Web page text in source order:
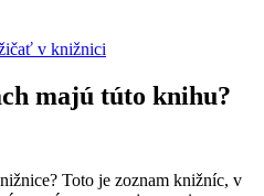
v knižnici
majú túto knihu?
Toto je zoznam knižníc, v